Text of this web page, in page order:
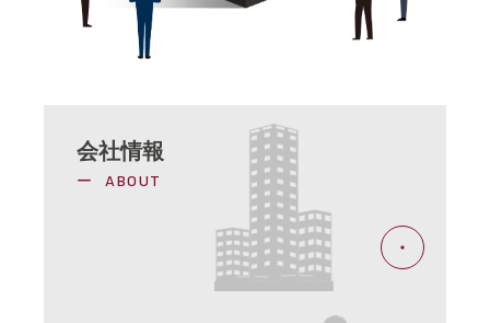
会社情報
ABOUT